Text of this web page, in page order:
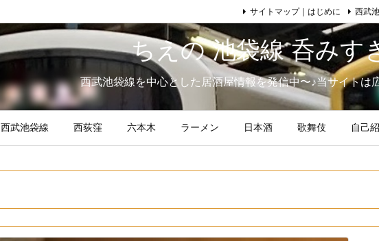
ちえの 池袋線 呑みす
西武池袋線を中心とした居酒屋情報を発信中〜♪当サイトは
西武池袋線 西荻窪 六本木 ラーメン 日本酒 歌舞伎 自己
サイトマップ｜はじめに 西武